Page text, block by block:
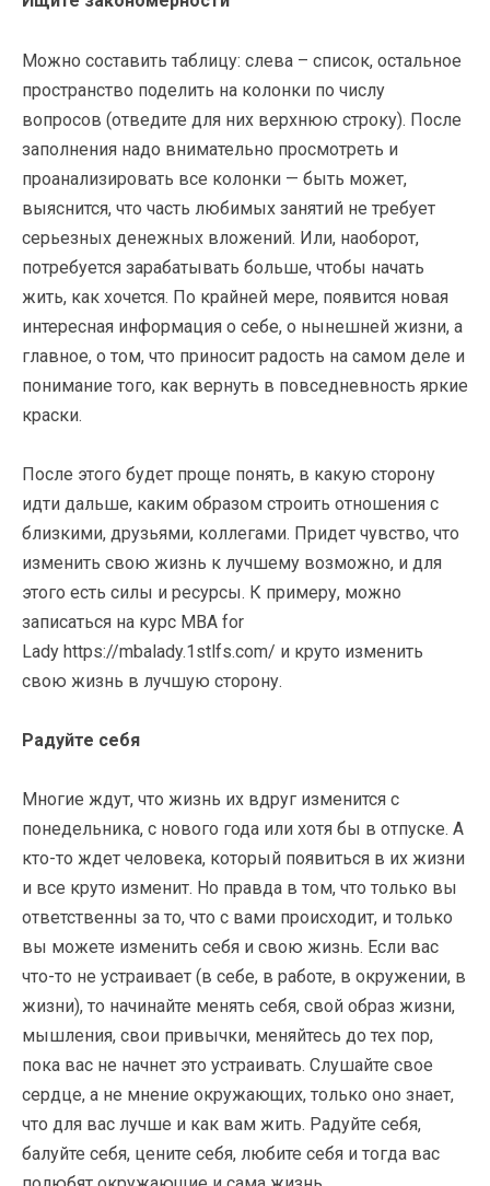
Можно составить таблицу: слева – список, остальное
пространство поделить на колонки по числу
вопросов (отведите для них верхнюю строку). После
заполнения надо внимательно просмотреть и
проанализировать все колонки — быть может,
выяснится, что часть любимых занятий не требует
серьезных денежных вложений. Или, наоборот,
потребуется зарабатывать больше, чтобы начать
жить, как хочется. По крайней мере, появится новая
интересная информация о себе, о нынешней жизни, а
главное, о том, что приносит радость на самом деле и
понимание того, как вернуть в повседневность яркие
краски.
После этого будет проще понять, в какую сторону
идти дальше, каким образом строить отношения с
близкими, друзьями, коллегами. Придет чувство, что
изменить свою жизнь к лучшему возможно, и для
этого есть силы и ресурсы. К примеру, можно
записаться на курс MBA for
Lady https://mbalady.1stlfs.com/ и круто изменить
свою жизнь в лучшую сторону.
Радуйте себя
Многие ждут, что жизнь их вдруг изменится с
понедельника, с нового года или хотя бы в отпуске. А
кто-то ждет человека, который появиться в их жизни
и все круто изменит. Но правда в том, что только вы
ответственны за то, что с вами происходит, и только
вы можете изменить себя и свою жизнь. Если вас
что-то не устраивает (в себе, в работе, в окружении, в
жизни), то начинайте менять себя, свой образ жизни,
мышления, свои привычки, меняйтесь до тех пор,
пока вас не начнет это устраивать. Слушайте свое
сердце, а не мнение окружающих, только оно знает,
что для вас лучше и как вам жить. Радуйте себя,
балуйте себя, цените себя, любите себя и тогда вас